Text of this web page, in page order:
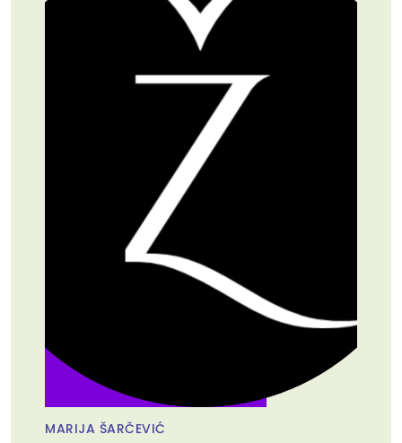
MARIJA ŠARČEVIĆ